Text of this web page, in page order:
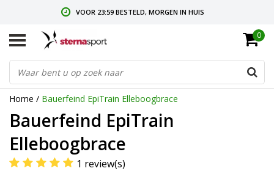
VOOR 23:59 BESTELD, MORGEN IN HUIS
GRATIS RETOURNEREN & RUILEN
0
Home / Bauerfeind EpiTrain Elleboogbrace
Bauerfeind EpiTrain
Elleboogbrace
1 review(s)